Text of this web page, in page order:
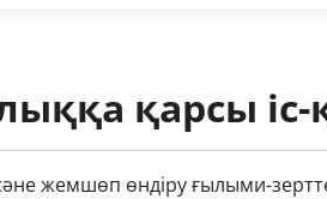
қарсы
жемшөп өндіру ғылыми-